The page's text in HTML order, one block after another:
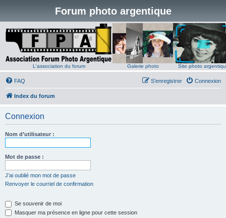
Forum photo argentique
L'association du forum Galerie photo Site photo
FAQ Connexion
S’enregistrer
Index du forum
Connexion
Nom d’utilisateur :
Mot de passe :
J’ai oublié mon mot de passe
Renvoyer le courriel de confirmation
Se souvenir de moi
Masquer ma présence en ligne pour cette session